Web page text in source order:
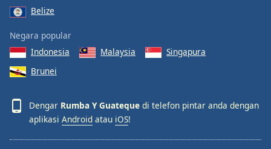
Belize
Negara popular
Indonesia
Malaysia
Singapura
Brunei
Dengar Rumba Y Guateque di telefon pintar anda dengan
aplikasi Android atau iOS!